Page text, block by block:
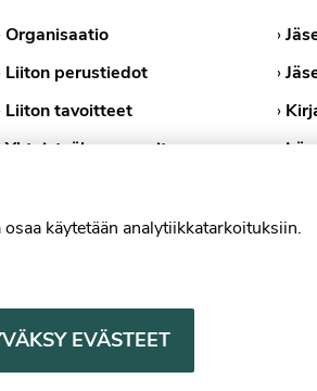
Organisaatio
Liiton perustiedot
Liiton tavoitteet
Yhteistyökumppanit
›
›
›
›
›
Psykologiliitto Facebookissa
Psykologiliitto Instagramissa
Psykologiliitto
käytetään analytiikkatarkoituksiin.
EVÄSTEET